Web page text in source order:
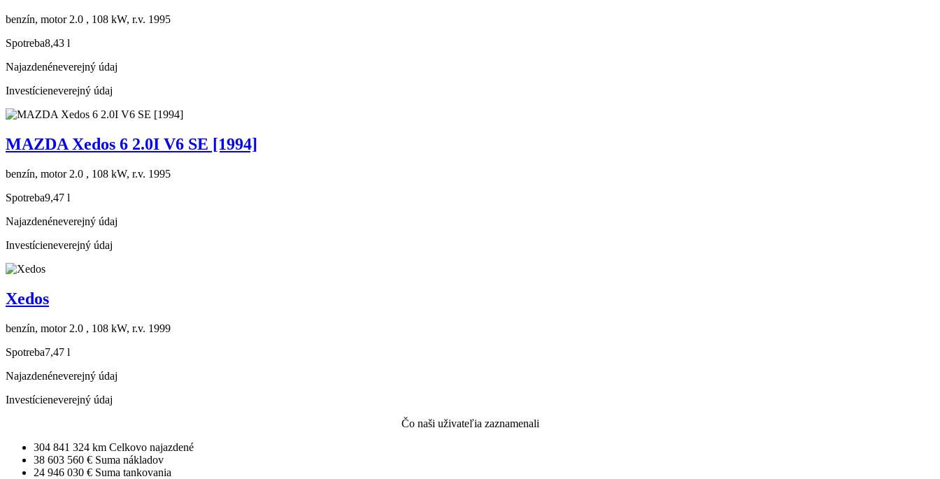
benzín, motor 2.0 , 108 kW, r.v. 1995
Spotreba8,43 l
Najazdenéneverejný údaj
Investícieneverejný údaj
MAZDA Xedos 6 2.0I V6 SE [1994]
benzín, motor 2.0 , 108 kW, r.v. 1995
Spotreba9,47 l
Najazdenéneverejný údaj
Investícieneverejný údaj
Xedos
benzín, motor 2.0 , 108 kW, r.v. 1999
Spotreba7,47 l
Najazdenéneverejný údaj
Investícieneverejný údaj
Čo naši uživateľia zaznamenali
304 841 324 km Celkovo najazdené
38 603 560 € Suma nákladov
24 946 030 € Suma tankovania